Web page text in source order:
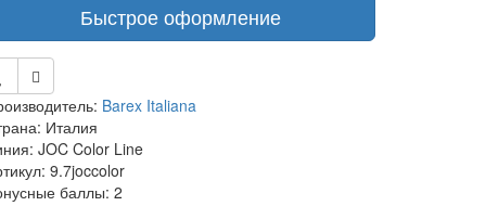
Быстрое оформление
Barex Italiana
Италия
JOC Color Line
9.7joccolor
баллы: 2